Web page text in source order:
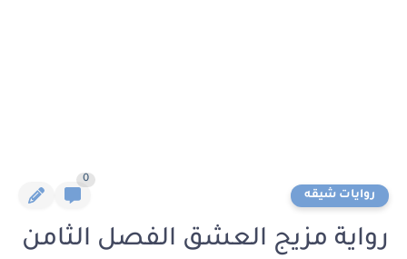
روايات شيقه
0
رواية مزيج العشق الفصل الثامن